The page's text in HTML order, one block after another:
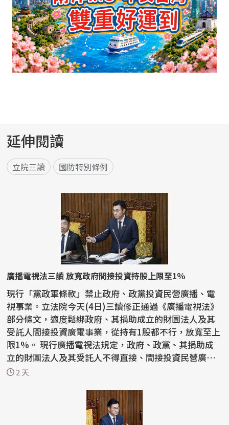
延伸閱讀
立院三讀 國防特別條例
廣播電視法三讀 放寬政府間接投資持股上限至1％
現行「黨政軍條款」禁止政府、政黨投資民營廣播、電
視事業。立法院今天(4日)三讀修正通過《廣播電視法》
部分條文，適度鬆綁政府、其捐助成立的財團法人及其
受託人間接投資廣電事業，從持有1股都不行，放寬至上
限1%。 現行廣播電視法規定，政府、政黨、其捐助成
立的財團法人及其受託人不得直接、間接投資民營廣
播、...
2 天